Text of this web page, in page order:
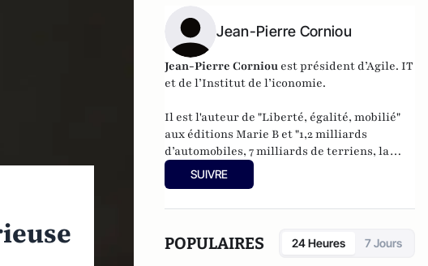
Jean-Pierre Corniou
Jean-Pierre Corniou est président d’Agile. IT
et de l’Institut de l’iconomie.
Il est l'auteur de "Liberté, égalité, mobilié"
aux éditions Marie B et "1,2 milliards
d’automobiles, 7 milliards de terriens, la
cohabitation est-elle possible ?
SUIVRE
POPULAIRES 24 Heures 7 Jours